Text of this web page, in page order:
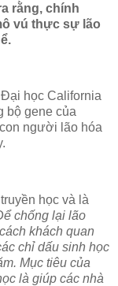
rằng, chính
vú thực sự lão
học California
bộ gene của
người lão hóa
học và là
chống lại lão
khách quan
chỉ dấu sinh học
Mục tiêu của
là giúp các nhà